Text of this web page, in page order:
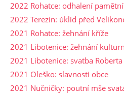
2022 Rohatce: odhalení
2022 Terezín: úklid před
2021 Rohatce: žehnání kříže
2021 Libotenice: žehnání
2021 Libotenice: svatba
2021 Oleško: slavnosti obce
2021 Nučničky: poutní mše